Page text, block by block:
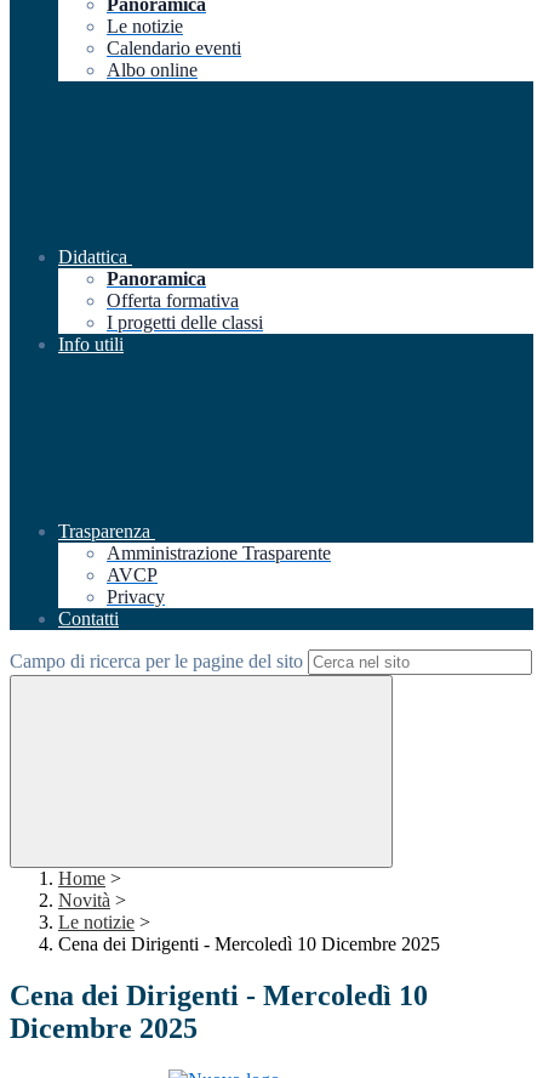
Panoramica
Le notizie
Calendario eventi
Albo online
Didattica
Panoramica
Offerta formativa
I progetti delle classi
Info utili
Trasparenza
Amministrazione Trasparente
AVCP
Privacy
Contatti
Campo di ricerca per le pagine del sito
Home >
Novità >
Le notizie >
Cena dei Dirigenti - Mercoledì 10 Dicembre 2025
Cena dei Dirigenti - Mercoledì 10
Dicembre 2025